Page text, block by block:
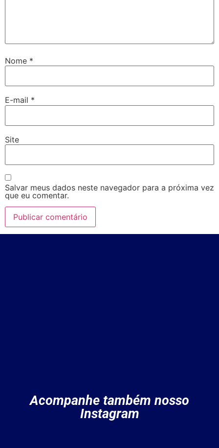
Nome *
E-mail *
Site
Salvar meus dados neste navegador para a próxima vez
que eu comentar.
Acompanhe também nosso
Instagram